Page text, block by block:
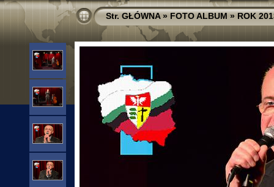
Str. GŁÓWNA»FOTO ALBUM»ROK